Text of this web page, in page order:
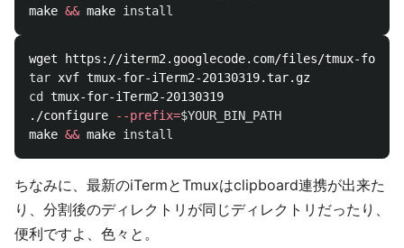
make && make install
tar
cd tmux-for-iTerm2-20130319
./configure
--prefix=$YOUR_BIN_PATH
make && make install
ちなみに、最新のiTermとTmuxはclipboard連携が出来た
り、分割後のディレクトリが同じディレクトリだったり、
便利ですよ、色々と。